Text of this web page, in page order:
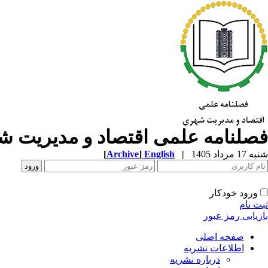
فصلنامه علمی اقتصاد و مدیریت
شنبه 17 مرداد 1405 |
English
[Archive]
ورود خودکار
ثبت نام
بازیابی رمز عبور
صفحه اصلی
اطلاعات نشریه
درباره نشریه